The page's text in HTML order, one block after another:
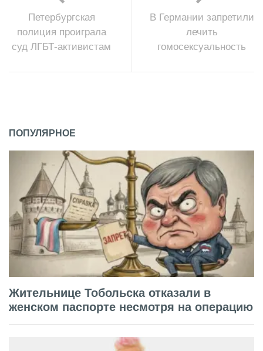
Петербургская
полиция проиграла
суд ЛГБТ-активистам
В Германии запретили
лечить
гомосексуальность
ПОПУЛЯРНОЕ
Жительнице Тобольска отказали в
женском паспорте несмотря на операцию